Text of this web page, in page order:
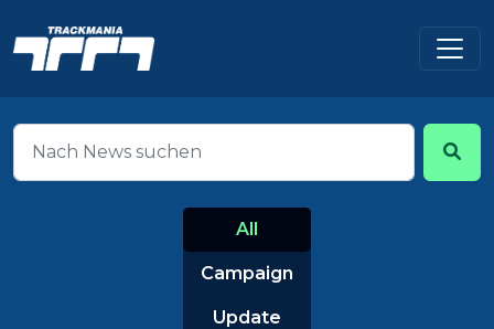
All
Campaign
Update